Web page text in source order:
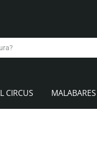
CIRCUS MALABARES